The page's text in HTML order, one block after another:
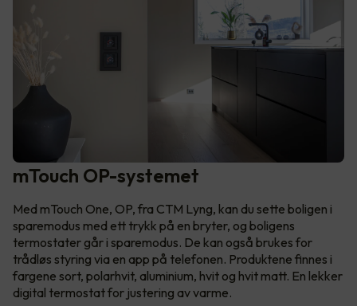
mTouch OP-systemet
Med mTouch One, OP, fra CTM Lyng, kan du sette boligen i
sparemodus med ett trykk på en bryter, og boligens
termostater går i sparemodus. De kan også brukes for
trådløs styring via en app på telefonen. Produktene finnes i
fargene sort, polarhvit, aluminium, hvit og hvit matt. En lekker
digital termostat for justering av varme.